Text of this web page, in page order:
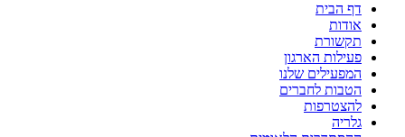
דף הבית
אודות
תקשורת
פעילות הארגון
המפעילים שלנו
הטבות לחברים
להצטרפות
גלריה